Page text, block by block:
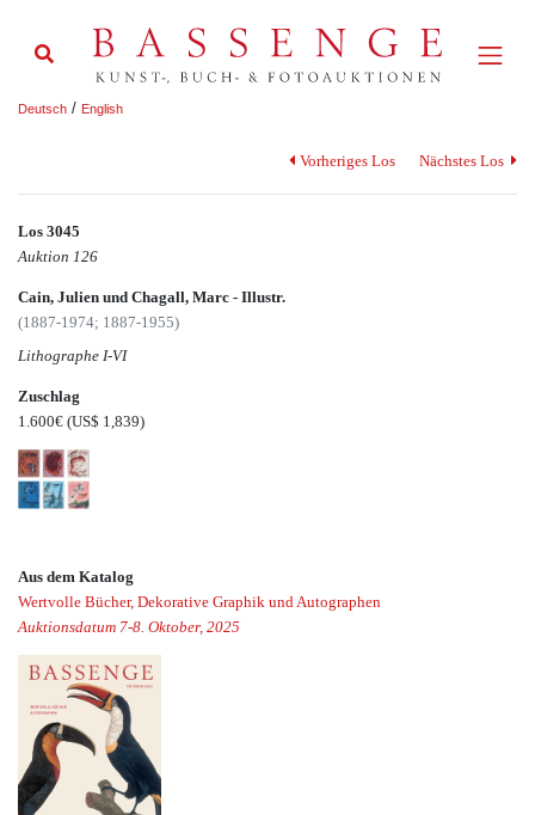
Deutsch / English
Vorheriges Los Nächstes Los
Los 3045
Auktion 126
Cain, Julien und Chagall, Marc - Illustr.
(1887-1974; 1887-1955)
Lithographe I-VI
Zuschlag
1.600€ (US$ 1,839)
Aus dem Katalog
Wertvolle Bücher, Dekorative Graphik und Autographen
Auktionsdatum 7-8. Oktober, 2025